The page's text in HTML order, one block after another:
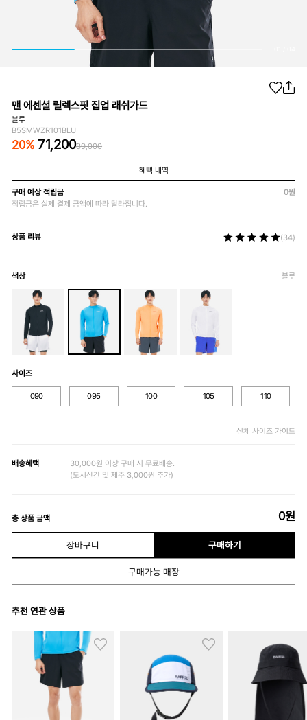
맨 에센셜 릴렉스핏 집업 래쉬가드
블루
B5SMWZR101BLU
20% 71,20089,000
혜택 내역
구매 예상 적립금 0원
적립금은 실제 결제 금액에 따라 달라집니다.
상품 리뷰 (34)
색상 블루
사이즈
090 095 100 105 110
신체 사이즈 가이드
배송혜택
30,000원 이상 구매 시 무료배송.
(도서산간 및 제주 3,000원 추가)
총 상품 금액 0원
장바구니 구매하기
구매가능 매장
추천 연관 상품